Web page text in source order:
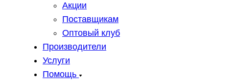
Акции
Поставщикам
Оптовый клуб
Производители
Услуги
Помощь